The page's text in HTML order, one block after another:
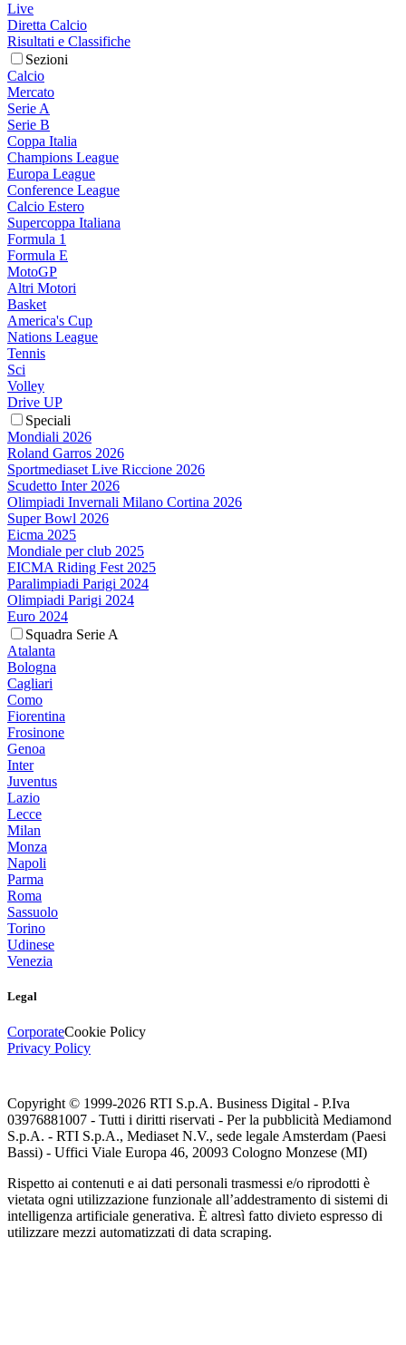
Live
Diretta Calcio
Risultati e Classifiche
Sezioni
Calcio
Mercato
Serie A
Serie B
Coppa Italia
Champions League
Europa League
Conference League
Calcio Estero
Supercoppa Italiana
Formula 1
Formula E
MotoGP
Altri Motori
Basket
America's Cup
Nations League
Tennis
Sci
Volley
Drive UP
Speciali
Mondiali 2026
Roland Garros 2026
Sportmediaset Live Riccione 2026
Scudetto Inter 2026
Olimpiadi Invernali Milano Cortina 2026
Super Bowl 2026
Eicma 2025
Mondiale per club 2025
EICMA Riding Fest 2025
Paralimpiadi Parigi 2024
Olimpiadi Parigi 2024
Euro 2024
Squadra Serie A
Atalanta
Bologna
Cagliari
Como
Fiorentina
Frosinone
Genoa
Inter
Juventus
Lazio
Lecce
Milan
Monza
Napoli
Parma
Roma
Sassuolo
Torino
Udinese
Venezia
Legal
CorporateCookie Policy
Privacy Policy
Copyright © 1999-2026 RTI S.p.A. Business Digital - P.Iva
03976881007 - Tutti i diritti riservati - Per la pubblicità Mediamond
S.p.A. - RTI S.p.A., Mediaset N.V., sede legale Amsterdam (Paesi
Bassi) - Uffici Viale Europa 46, 20093 Cologno Monzese (MI)
Rispetto ai contenuti e ai dati personali trasmessi e/o riprodotti è
vietata ogni utilizzazione funzionale all’addestramento di sistemi di
intelligenza artificiale generativa. È altresì fatto divieto espresso di
utilizzare mezzi automatizzati di data scraping.